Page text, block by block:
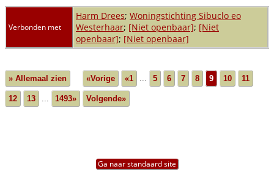
Verbonden met
Harm Drees; Woningstichting Sibuclo eo
Westerhaar; [Niet openbaar]; [Niet
openbaar]; [Niet openbaar]
» Allemaal zien «Vorige «1 ... 5 6 7 8 9 10 11
12 13 ... 1493» Volgende»
Ga naar standaard site